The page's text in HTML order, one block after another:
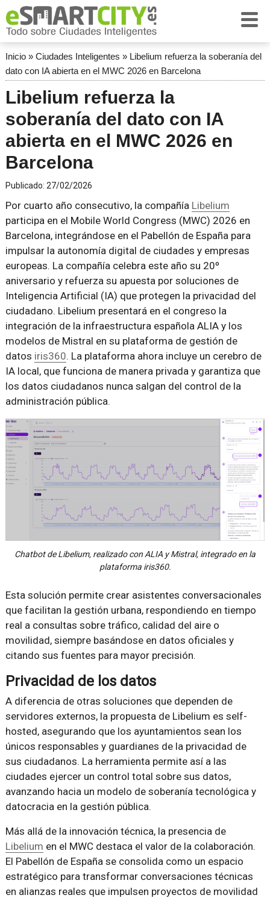
Inicio» Ciudades Inteligentes » Libelium refuerza la soberanía del
dato con IA abierta en el MWC 2026 en Barcelona
Libelium refuerza la
soberanía del dato con IA
abierta en el MWC 2026 en
Barcelona
Publicado: 27/02/2026
Por cuarto año consecutivo, la compañía Libelium
participa en el Mobile World Congress (MWC) 2026 en
Barcelona, integrándose en el Pabellón de España para
impulsar la autonomía digital de ciudades y empresas
europeas. La compañía celebra este año su 20º
aniversario y refuerza su apuesta por soluciones de
Inteligencia Artificial (IA) que protegen la privacidad del
ciudadano. Libelium presentará en el congreso la
integración de la infraestructura española ALIA y los
modelos de Mistral en su plataforma de gestión de
datos iris360. La plataforma ahora incluye un cerebro de
IA local, que funciona de manera privada y garantiza que
los datos ciudadanos nunca salgan del control de la
administración pública.
Chatbot de Libelium, realizado con ALIA y Mistral, integrado en la
plataforma iris360.
Esta solución permite crear asistentes conversacionales
que facilitan la gestión urbana, respondiendo en tiempo
real a consultas sobre tráfico, calidad del aire o
movilidad, siempre basándose en datos oficiales y
citando sus fuentes para mayor precisión.
Privacidad de los datos
A diferencia de otras soluciones que dependen de
servidores externos, la propuesta de Libelium es self-
hosted, asegurando que los ayuntamientos sean los
únicos responsables y guardianes de la privacidad de
sus ciudadanos. La herramienta permite así a las
ciudades ejercer un control total sobre sus datos,
avanzando hacia un modelo de soberanía tecnológica y
datocracia en la gestión pública.
Más allá de la innovación técnica, la presencia de
Libelium en el MWC destaca el valor de la colaboración.
El Pabellón de España se consolida como un espacio
estratégico para transformar conversaciones técnicas
en alianzas reales que impulsen proyectos de movilidad